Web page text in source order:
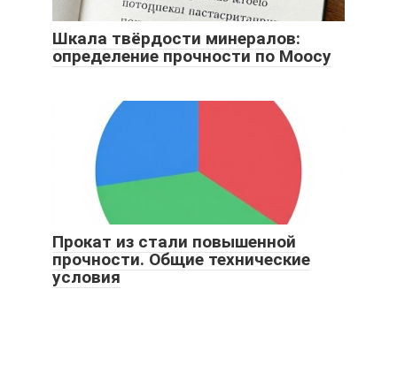
Шкала твёрдости минералов:
определение прочности по Моосу
Прокат из стали повышенной
прочности. Общие технические
условия